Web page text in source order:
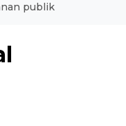
publik